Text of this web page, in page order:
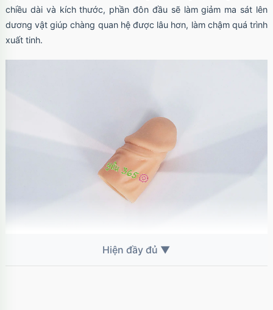
chiều dài và kích thước, phần đôn đầu sẽ làm giảm ma sát lên
dương vật giúp chàng quan hệ được lâu hơn, làm chậm quá trình
xuất tinh.